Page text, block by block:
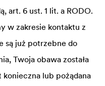
art. 6 ust. 1 lit. a RODO.
w zakresie kontaktu z
są już potrzebne do
Twoja obawa została
lub pożądana